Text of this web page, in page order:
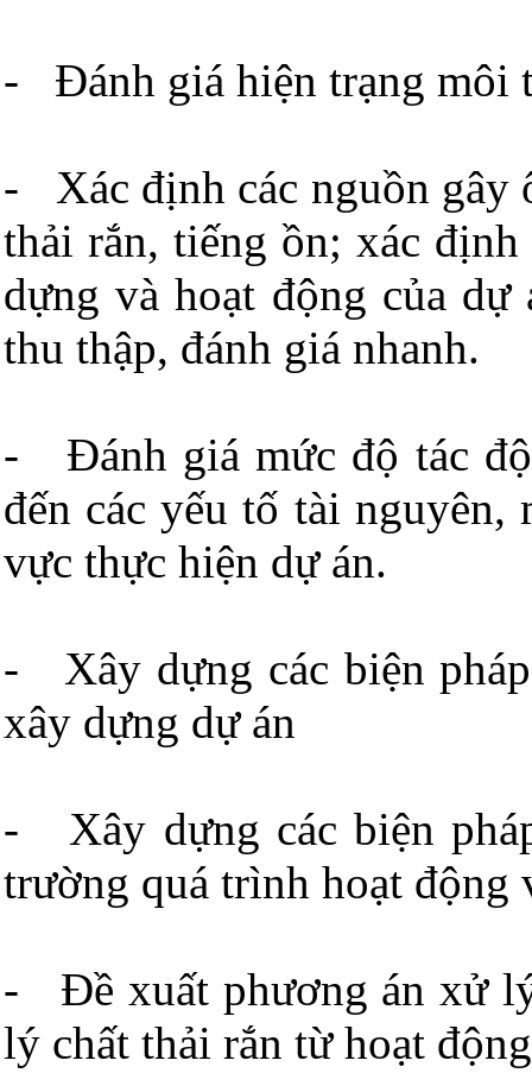
- Đánh giá hiện trạng môi
- Xác định các nguồn gây
thải rắn, tiếng ồn; xác
dựng và hoạt động của dự
thu thập, đánh giá nhanh.
- Đánh giá mức độ tác
đến các yếu tố tài
vực thực hiện dự án.
- Xây dựng các biện
xây dựng dự án
- Xây dựng các biện
trường quá trình hoạt động
- Đề xuất phương án xử
lý chất thải rắn từ hoạt